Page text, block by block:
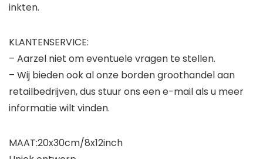
inkten.
KLANTENSERVICE:
– Aarzel niet om eventuele vragen te stellen.
– Wij bieden ook al onze borden groothandel aan
retailbedrijven, dus stuur ons een e-mail als u meer
informatie wilt vinden.
MAAT:20x30cm/8x12inch